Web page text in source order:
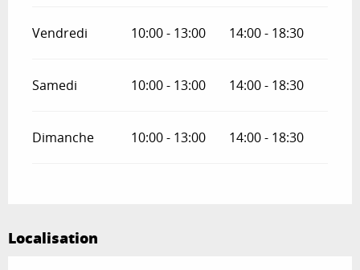
Vendredi 10:00 - 13:00 14:00 - 18:30
Samedi 10:00 - 13:00 14:00 - 18:30
Dimanche 10:00 - 13:00 14:00 - 18:30
Localisation